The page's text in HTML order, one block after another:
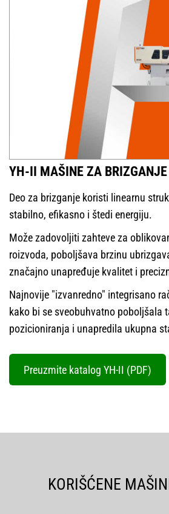
YH-II MAŠINE ZA BRIZGANJE
Deo za brizganje koristi linearnu
stabilno, efikasno i štedi energiju.
Može zadovoljiti zahteve za
roizvoda, poboljšava brzinu
značajno unapređuje kvalitet i
Najnovije "izvanredno" integrisano
kako bi se sveobuhvatno poboljšala
pozicioniranja i unapredila ukupna
Preuzmite katalog YH-II (PDF)
KORIŠĆENE